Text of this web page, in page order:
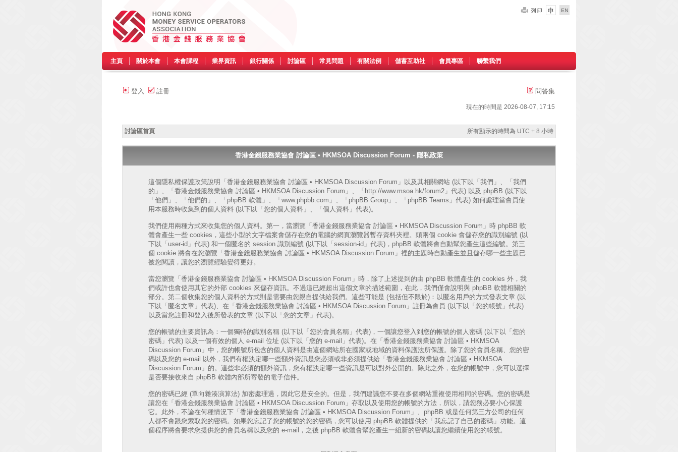
主頁 關於本會 本會課程 業界資訊 銀行關係 討論區 常見問題 有關法例 儲蓄互助社 會員專區 聯繫我們
登入 註冊 問答集
現在的時間是 2026-08-07, 17:15
討論區首頁 所有顯示的時間為 UTC + 8 小時
香港金錢服務業協會 討論區 • HKMSOA Discussion Forum - 隱私政策
這個隱私權保護政策說明「香港金錢服務業協會 討論區 • HKMSOA Discussion Forum」以及其相關網站 (以下以「我們」、「我們
的」、「香港金錢服務業協會 討論區 • HKMSOA Discussion Forum」、「http://www.msoa.hk/forum2」代表) 以及 phpBB (以下以
「他們」、「他們的」、「phpBB 軟體」、「www.phpbb.com」、「phpBB Group」、「phpBB Teams」代表) 如何處理當會員使
用本服務時收集到的個人資料 (以下以「您的個人資料」、「個人資料」代表)。
我們使用兩種方式來收集您的個人資料。第一，當瀏覽「香港金錢服務業協會 討論區 • HKMSOA Discussion Forum」時 phpBB 軟
體會產生一些 cookies，這些小型的文字檔案會儲存在您的電腦的網頁瀏覽器暫存資料夾裡。頭兩個 cookie 會儲存您的識別編號 (以
下以「user-id」代表) 和一個匿名的 session 識別編號 (以下以「session-id」代表)，phpBB 軟體將會自動幫您產生這些編號。第三
個 cookie 將會在您瀏覽「香港金錢服務業協會 討論區 • HKMSOA Discussion Forum」裡的主題時自動產生並且儲存哪一些主題已
被您閱讀，讓您的瀏覽經驗變得更好。
當您瀏覽「香港金錢服務業協會 討論區 • HKMSOA Discussion Forum」時，除了上述提到的由 phpBB 軟體產生的 cookies 外，我
們或許也會使用其它的外部 cookies 來儲存資訊。不過這已經超出這個文章的描述範圍，在此，我們僅會說明與 phpBB 軟體相關的
部分。第二個收集您的個人資料的方式則是需要由您親自提供給我們。這些可能是 (包括但不限於)：以匿名用戶的方式發表文章 (以
下以「匿名文章」代表)、在「香港金錢服務業協會 討論區 • HKMSOA Discussion Forum」註冊為會員 (以下以「您的帳號」代表)
以及當您註冊和登入後所發表的文章 (以下以「您的文章」代表)。
您的帳號的主要資訊為：一個獨特的識別名稱 (以下以「您的會員名稱」代表)，一個讓您登入到您的帳號的個人密碼 (以下以「您的
密碼」代表) 以及一個有效的個人 e-mail 位址 (以下以「您的 e-mail」代表)。在「香港金錢服務業協會 討論區 • HKMSOA
Discussion Forum」中，您的帳號所包含的個人資料是由這個網站所在國家或地域的資料保護法所保護。除了您的會員名稱、您的密
碼以及您的 e-mail 以外，我們有權決定哪一些額外資訊是您必須或非必須提供給「香港金錢服務業協會 討論區 • HKMSOA
Discussion Forum」的。這些非必須的額外資訊，您有權決定哪一些資訊是可以對外公開的。除此之外，在您的帳號中，您可以選擇
是否要接收來自 phpBB 軟體內部所寄發的電子信件。
您的密碼已經 (單向雜湊演算法) 加密處理過，因此它是安全的。但是，我們建議您不要在多個網站重複使用相同的密碼。您的密碼是
讓您在「香港金錢服務業協會 討論區 • HKMSOA Discussion Forum」存取以及使用您的帳號的方法，所以，請您務必要小心保護
它。此外，不論在何種情況下「香港金錢服務業協會 討論區 • HKMSOA Discussion Forum」、phpBB 或是任何第三方公司的任何
人都不會跟您索取您的密碼。如果您忘記了您的帳號的您的密碼，您可以使用 phpBB 軟體提供的「我忘記了自己的密碼」功能。這
個程序將會要求您提供您的會員名稱以及您的 e-mail，之後 phpBB 軟體會幫您產生一組新的密碼以讓您繼續使用您的帳號。